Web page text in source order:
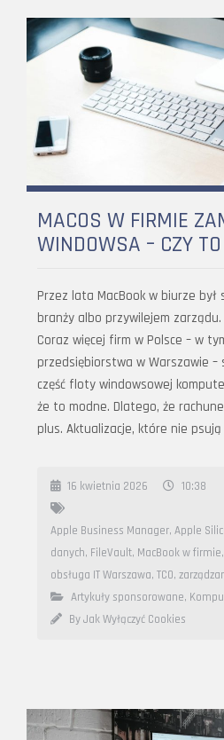
MACOS W FIRMIE
WINDOWSA – CZY
Przez lata MacBook w biurze
branży albo przywilejem
Coraz więcej firm w Polsce – w
przedsiębiorstwa w Warszawie
część floty windowsowej
że to modne. Dlatego, że
plus. Aktualizacje, które nie
16 kwietnia 2026 10:38
Apple Business Manager, Apple
danych, FileVault, MacBook w firmie,
obsługa IT Warszawa, TCO,
Artykuły sponsorowane,
By Jak Wyłączyć Cookies